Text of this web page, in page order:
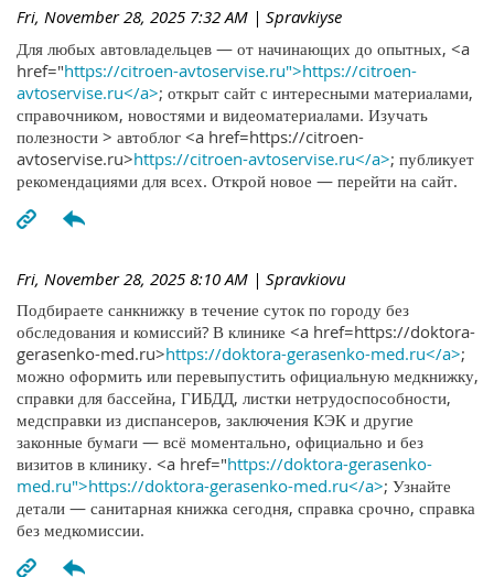
Fri, November 28, 2025 7:32 AM | Spravkiyse
Для любых автовладельцев — от начинающих до опытных, <a
href="https://citroen-avtoservise.ru">https://citroen-
avtoservise.ru</a>; открыт сайт с интересными материалами,
справочником, новостями и видеоматериалами. Изучать
полезности > автоблог <a href=https://citroen-
avtoservise.ru>https://citroen-avtoservise.ru</a>; публикует
рекомендациями для всех. Открой новое — перейти на сайт.
Fri, November 28, 2025 8:10 AM | Spravkiovu
Подбираете санкнижку в течение суток по городу без
обследования и комиссий? В клинике <a href=https://doktora-
gerasenko-med.ru>https://doktora-gerasenko-med.ru</a>;
можно оформить или перевыпустить официальную медкнижку,
справки для бассейна, ГИБДД, листки нетрудоспособности,
медсправки из диспансеров, заключения КЭК и другие
законные бумаги — всё моментально, официально и без
визитов в клинику. <a href="https://doktora-gerasenko-
med.ru">https://doktora-gerasenko-med.ru</a>; Узнайте
детали — санитарная книжка сегодня, справка срочно, справка
без медкомиссии.